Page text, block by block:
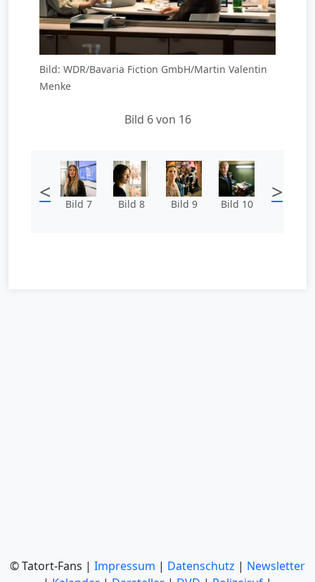
Bild: WDR/Bavaria Fiction GmbH/Martin Valentin
Menke
Bild 6 von 16
< Bild 7 Bild 8 Bild 9 Bild 10 >
© Tatort-Fans | Impressum | Datenschutz | Newsletter